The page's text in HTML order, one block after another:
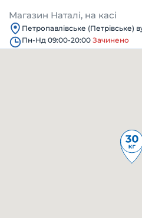
Магазин Наталі, на касі
Петропавлівське (Петрівське)
Пн-Нд 09:00-20:00 Зачинено